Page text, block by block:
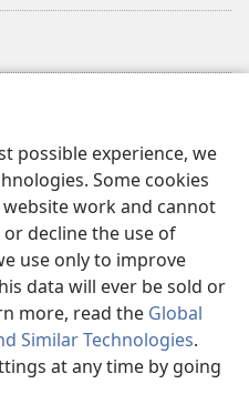
possible experience, we
Some cookies
work and cannot
or decline the use of
use only to improve
data will ever be sold or
more, read the Global
Similar Technologies.
at any time by going
Tract Society of Pennsylvania.